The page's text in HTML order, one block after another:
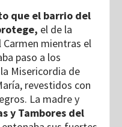
que el barrio del
el de la
Carmen mientras el
paso a los
Misericordia de
revestidos con
La madre y
y Tambores del